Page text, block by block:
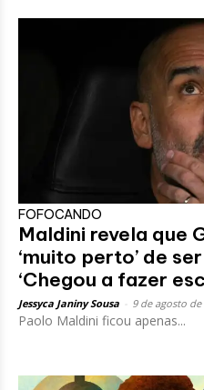
FOFOCANDO
Maldini revela que
‘muito perto’ de
‘Chegou a fazer
Jessyca Janiny Sousa 9 de agosto de
Paolo Maldini ficou apenas...